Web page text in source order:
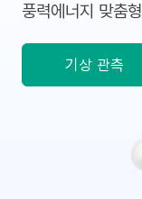
풍력에너지 맞춤형
기상 관측